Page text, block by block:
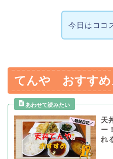
今日はココ
てんや おすすめ
天
ー
れ